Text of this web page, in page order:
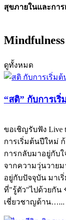
สุขภายในและกา
ดูทั้งหมด
“สติ” กับการเ
ขอเชิญรับฟัง Live
การเริ่มต้นปีใหม่
การกลับมาอยู่กับ
จากความวุ่นวาย
อยู่กับปัจจุบัน มาเ
ที่"รู้ตัว"ไปด้วยกัน
เชี่ยวชาญด้าน…...